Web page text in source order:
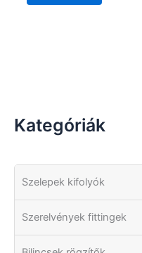
Kategóriák
Szelepek kifolyók
Szerelvények fittingek